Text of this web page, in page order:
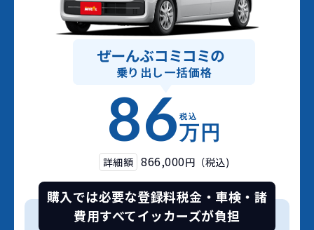
86万円
税込
詳細額 866,000円（税込)
購入では必要な登録料税金・車検・諸
費用すべてイッカーズが負担